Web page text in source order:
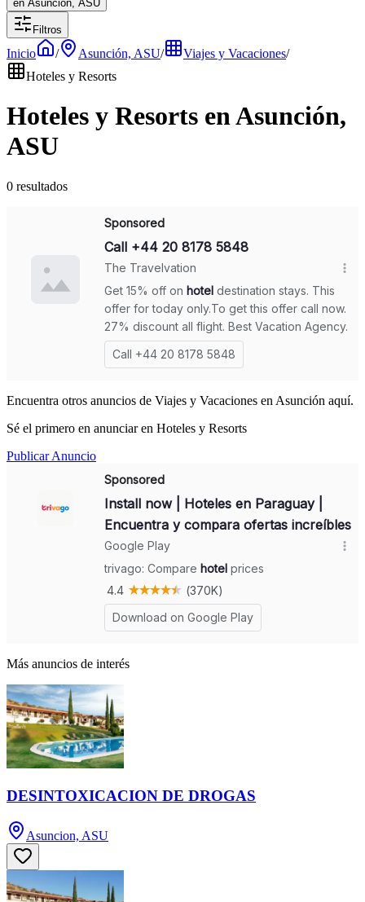
en Asunción, ASU
Filtros
Inicio / Asunción, ASU/ Viajes y Vacaciones/
Hoteles y Resorts
Hoteles y Resorts en Asunción,
ASU
0 resultados
Encuentra otros anuncios de Viajes y Vacaciones en Asunción aquí.
Sé el primero en anunciar en Hoteles y Resorts
Publicar Anuncio
Más anuncios de interés
DESINTOXICACION DE DROGAS
Asuncion, ASU